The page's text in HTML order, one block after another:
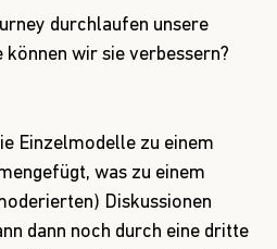
durchlaufen unsere
können wir sie verbessern?
Einzelmodelle zu einem
was zu einem
Diskussionen
dann noch durch eine dritte